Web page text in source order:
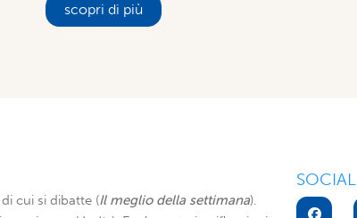
scopri di più
cui si dibatte (Il meglio della settimana).
SOCIAL